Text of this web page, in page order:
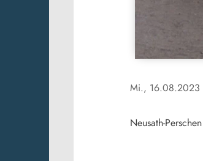
Mi., 16.08.2023
Neusath-Perschen